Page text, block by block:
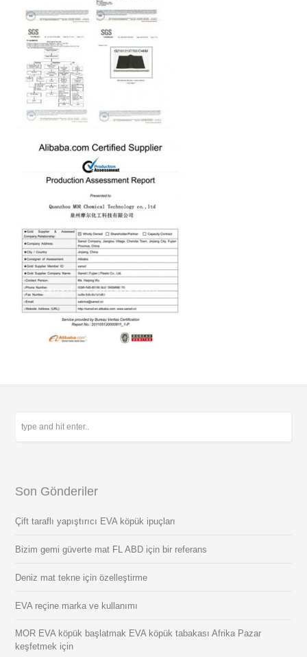
Son Gönderiler
Çift taraflı yapıştırıcı EVA köpük ipuçları
Bizim gemi güverte mat FL ABD için bir referans
Deniz mat tekne için özelleştirme
EVA reçine marka ve kullanımı
MOR EVA köpük başlatmak EVA köpük tabakası Afrika Pazar
keşfetmek için